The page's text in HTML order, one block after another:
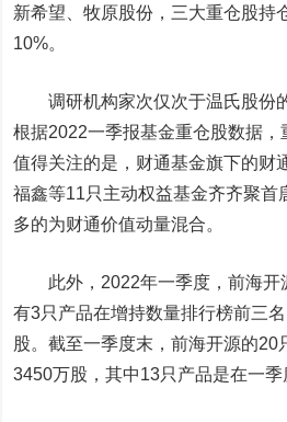
新希望、牧原股份，三大重仓股持
10%。
调研机构家次仅次于温氏股份的
根据2022一季报基金重仓股数据，
值得关注的是，财通基金旗下的财
福鑫等11只主动权益基金齐齐聚首
多的为财通价值动量混合。
此外，2022年一季度，前海开
有3只产品在增持数量排行榜前三
股。截至一季度末，前海开源的20
3450万股，其中13只产品是在一季